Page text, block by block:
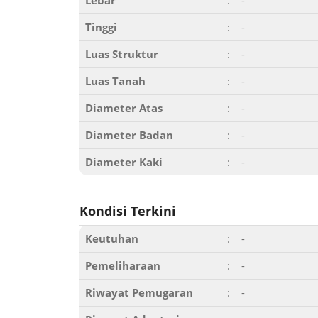
Tinggi
:
-
Luas Struktur
:
-
Luas Tanah
:
-
Diameter Atas
:
-
Diameter Badan
:
-
Diameter Kaki
: -
Kondisi Terkini
Keutuhan :
-
Pemeliharaan
:
-
Riwayat Pemugaran
:
-